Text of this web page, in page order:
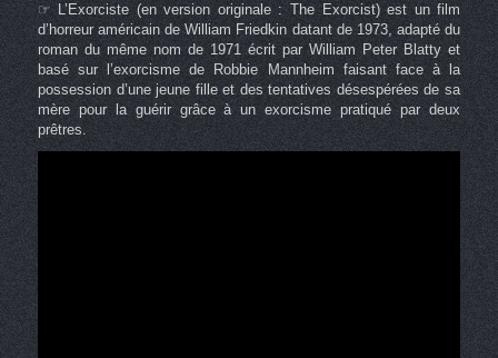
☞ L’Exorciste (en version originale : The Exorcist) est un film
d’horreur américain de William Friedkin datant de 1973, adapté du
roman du même nom de 1971 écrit par William Peter Blatty et
basé sur l’exorcisme de Robbie Mannheim faisant face à la
possession d’une jeune fille et des tentatives désespérées de sa
mère pour la guérir grâce à un exorcisme pratiqué par deux
prêtres.